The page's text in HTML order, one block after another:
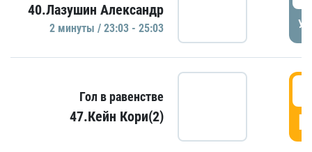
40.Лазушин Александр
2 минуты / 23:03 - 25:03
Гол в равенстве
47.Кейн Кори(2)